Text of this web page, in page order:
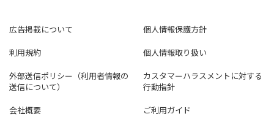
広告掲載について
個人情報保護方針
利用規約
個人情報取り扱い
外部送信ポリシー（利用者情報の
送信について）
カスタマーハラスメントに対する
行動指針
会社概要
ご利用ガイド